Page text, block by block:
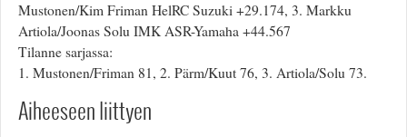
Mustonen/Kim Friman HelRC Suzuki +29.174, 3. Markku
Artiola/Joonas Solu IMK ASR-Yamaha +44.567
Tilanne sarjassa:
1. Mustonen/Friman 81, 2. Pärm/Kuut 76, 3. Artiola/Solu 73.
Aiheeseen liittyen